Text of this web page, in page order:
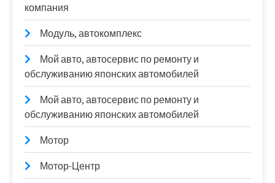
компания
Модуль, автокомплекс
Мой авто, автосервис по ремонту и
обслуживанию японских автомобилей
Мой авто, автосервис по ремонту и
обслуживанию японских автомобилей
Мотор
Мотор-Центр